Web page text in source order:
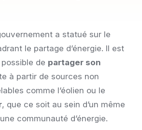
a statué sur le
le partage d’énergie. Il est
de partager son
à partir de sources non
comme l’éolien ou le
, que ce soit au sein d’un même
communauté d’énergie.